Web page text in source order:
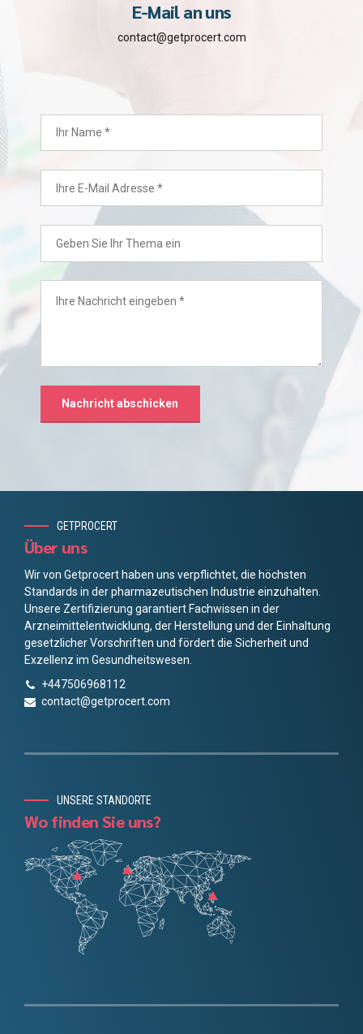
E-Mail an uns
contact@getprocert.com
GETPROCERT
Über uns
Wir von Getprocert haben uns verpflichtet, die höchsten
Standards in der pharmazeutischen Industrie einzuhalten.
Unsere Zertifizierung garantiert Fachwissen in der
Arzneimittelentwicklung, der Herstellung und der Einhaltung
gesetzlicher Vorschriften und fördert die Sicherheit und
Exzellenz im Gesundheitswesen.
+447506968112
contact@getprocert.com
UNSERE STANDORTE
Wo finden Sie uns?